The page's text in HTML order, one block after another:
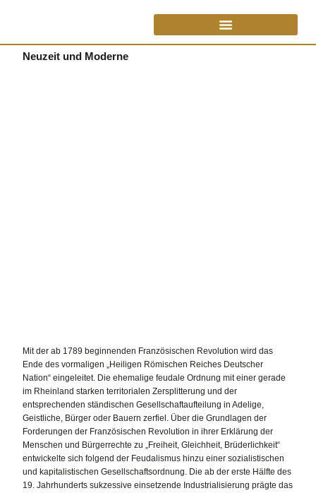
Neuzeit und Moderne
Mit der ab 1789 beginnenden Französischen Revolution wird das
Ende des vormaligen „Heiligen Römischen Reiches Deutscher
Nation“ eingeleitet. Die ehemalige feudale Ordnung mit einer gerade
im Rheinland starken territorialen Zersplitterung und der
entsprechenden ständischen Gesellschaftaufteilung in Adelige,
Geistliche, Bürger oder Bauern zerfiel. Über die Grundlagen der
Forderungen der Französischen Revolution in ihrer Erklärung der
Menschen und Bürgerrechte zu „Freiheit, Gleichheit, Brüderlichkeit“
entwickelte sich folgend der Feudalismus hinzu einer sozialistischen
und kapitalistischen Gesellschaftsordnung. Die ab der erste Hälfte des
19. Jahrhunderts sukzessive einsetzende Industrialisierung prägte das